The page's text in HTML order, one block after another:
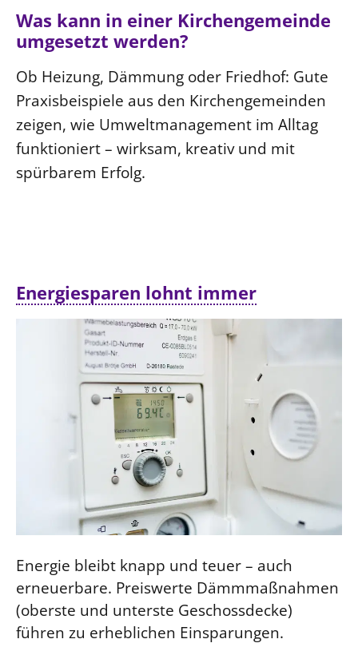
Was kann in einer Kirchengemeinde
umgesetzt werden?
Ob Heizung, Dämmung oder Friedhof: Gute
Praxisbeispiele aus den Kirchengemeinden
zeigen, wie Umweltmanagement im Alltag
funktioniert – wirksam, kreativ und mit
spürbarem Erfolg.
Energiesparen lohnt immer
Energie bleibt knapp und teuer – auch
erneuerbare. Preiswerte Dämmmaßnahmen
(oberste und unterste Geschossdecke)
führen zu erheblichen Einsparungen.